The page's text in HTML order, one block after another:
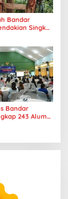
Bandar
Singkat
Bandar
243 Alumni